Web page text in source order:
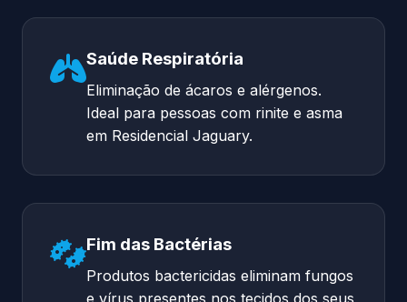
Saúde Respiratória
Eliminação de ácaros e alérgenos.
Ideal para pessoas com rinite e asma
em Residencial Jaguary.
Fim das Bactérias
Produtos bactericidas eliminam fungos
e vírus presentes nos tecidos dos seus